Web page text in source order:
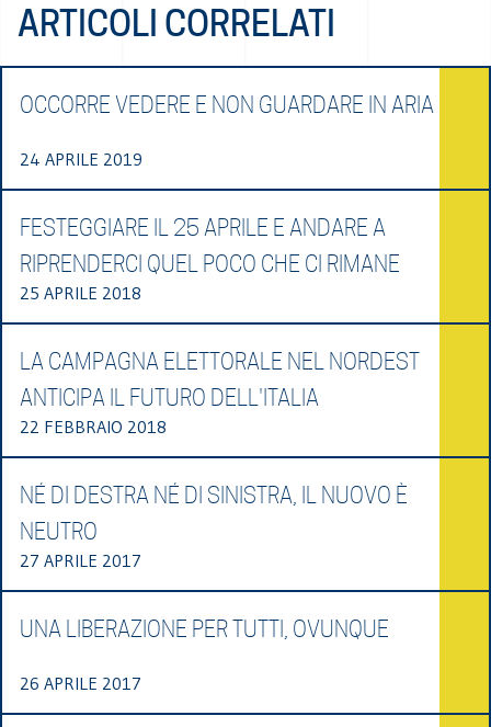
ARTICOLI CORRELATI
OCCORRE VEDERE E NON GUARDARE IN ARIA
24 APRILE 2019
FESTEGGIARE IL 25 APRILE E ANDARE A
RIPRENDERCI QUEL POCO CHE CI RIMANE
25 APRILE 2018
LA CAMPAGNA ELETTORALE NEL NORDEST
ANTICIPA IL FUTURO DELL'ITALIA
22 FEBBRAIO 2018
NÉ DI DESTRA NÉ DI SINISTRA, IL NUOVO È
NEUTRO
27 APRILE 2017
UNA LIBERAZIONE PER TUTTI, OVUNQUE
26 APRILE 2017